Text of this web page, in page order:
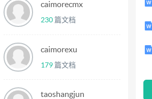
caimorecmx
230篇文档
caimorexu
179篇文档
taoshangjun